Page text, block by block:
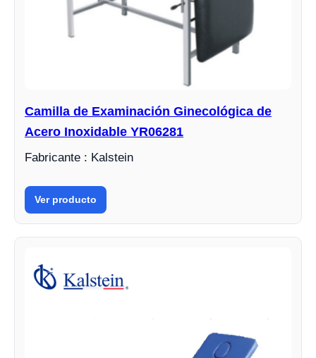
Camilla de Examinación Ginecológica de
Acero Inoxidable YR06281
Fabricante : Kalstein
Ver producto